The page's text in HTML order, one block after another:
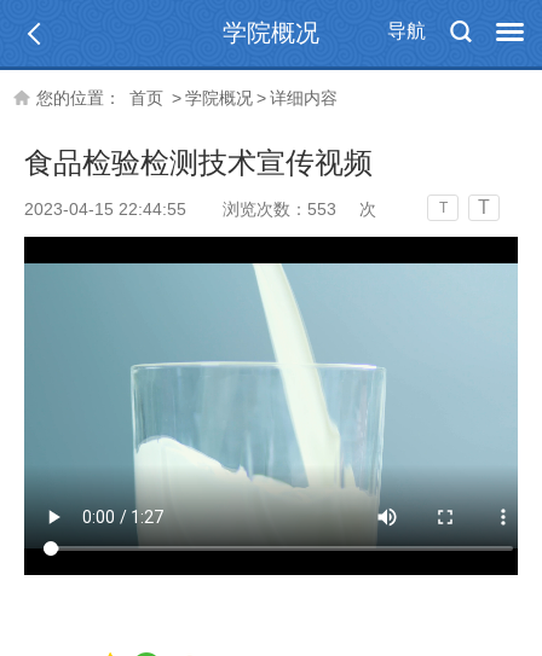
导航
学院概况
您的位置： 首页 >学院概况>详细内容
食品检验检测技术宣传视频
2023-04-15 22:44:55 浏览次数： 553 次 T T